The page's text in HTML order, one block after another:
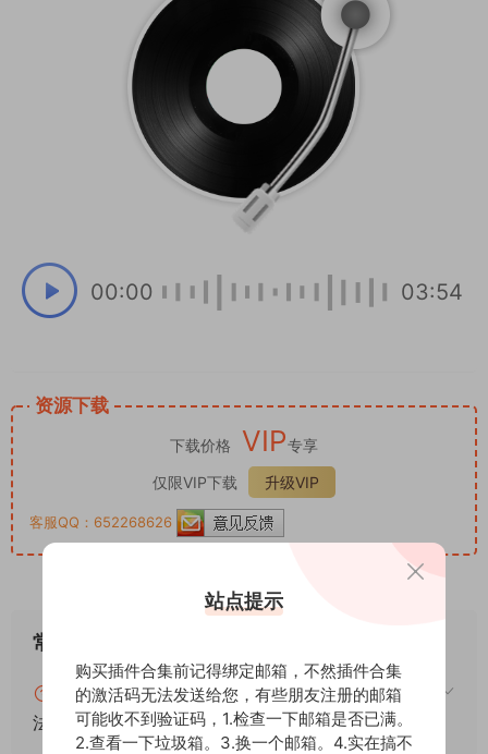
00:00 03:54
资源下载
下载价格 VIP专享
仅限VIP下载
升级VIP
客服QQ：652268626
常见问题
blender怎么安装插件？blender插件安装通用方
法！
站点提示
购买插件合集前记得绑定邮箱，不然插件合集
的激活码无法发送给您，有些朋友注册的邮箱
可能收不到验证码，1.检查一下邮箱是否已满。
2.查看一下垃圾箱。3.换一个邮箱。4.实在搞不